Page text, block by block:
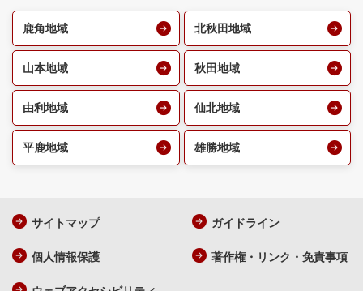
鹿角地域 北秋田地域
山本地域 秋田地域
由利地域 仙北地域
平鹿地域 雄勝地域
サイトマップ ガイドライン
個人情報保護 著作権・リンク・免責事項